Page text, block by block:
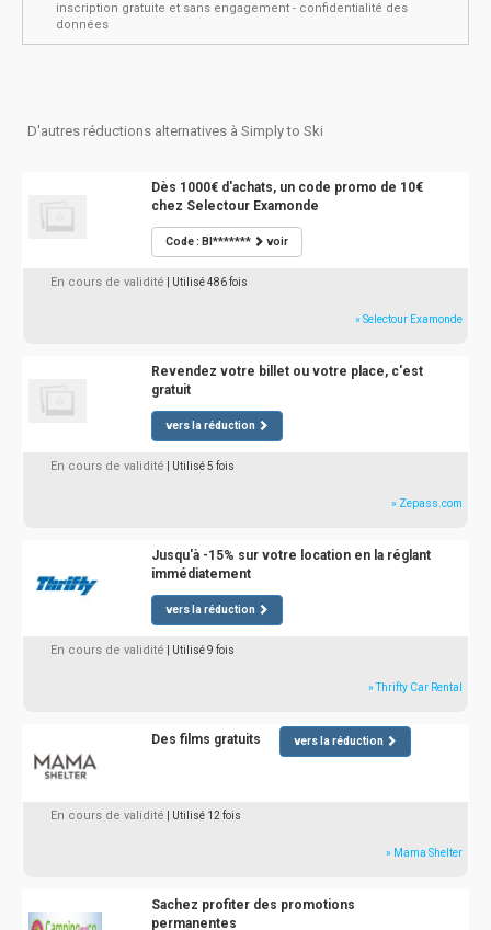
inscription gratuite et sans engagement - confidentialité des
données
D'autres réductions alternatives à Simply to Ski
Dès 1000€ d'achats, un code promo de 10€
chez Selectour Examonde
Code : BI******* voir
En cours de validité | Utilisé 486 fois
» Selectour Examonde
Revendez votre billet ou votre place, c'est
gratuit
vers la réduction
En cours de validité | Utilisé 5 fois
» Zepass.com
Jusqu'à -15% sur votre location en la réglant
immédiatement
vers la réduction
En cours de validité | Utilisé 9 fois
» Thrifty Car Rental
Des films gratuits vers la réduction
En cours de validité | Utilisé 12 fois
» Mama Shelter
Sachez profiter des promotions
permanentes